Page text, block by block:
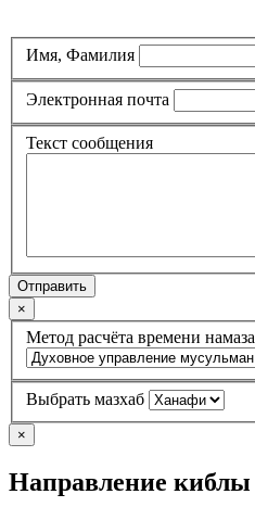
Имя, Фамилия
Электронная почта
Текст сообщения
Отправить
×
Метод расчёта времени намаза
Выбрать мазхаб
×
Направление киблы